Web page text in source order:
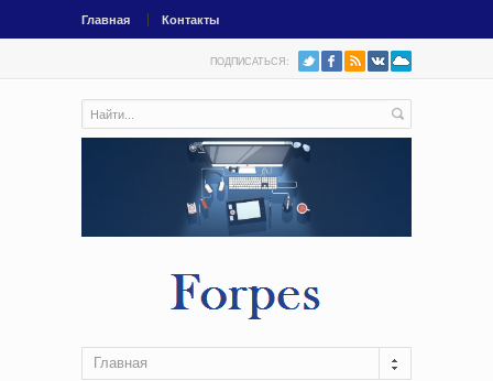
Главная Контакты
ПОДПИСАТЬСЯ:
Главная